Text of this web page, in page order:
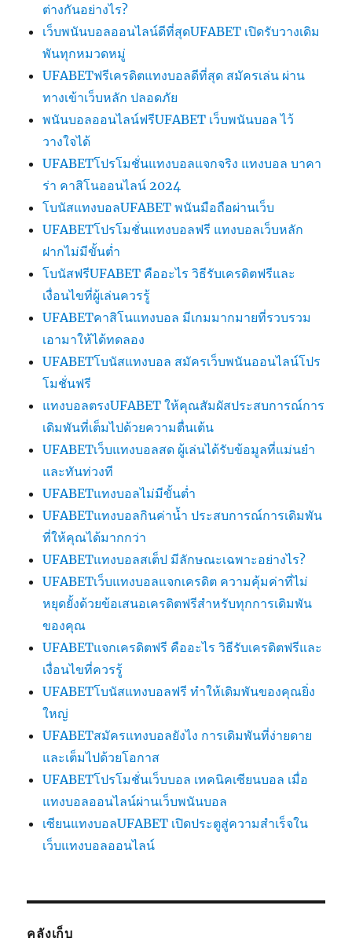
ต่างกันอย่างไร?
เว็บพนันบอลออนไลน์ดีที่สุดUFABET เปิดรับวางเดิม
พันทุกหมวดหมู่
UFABETฟรีเครดิตแทงบอลดีที่สุด สมัครเล่น ผ่าน
ทางเข้าเว็บหลัก ปลอดภัย
พนันบอลออนไลน์ฟรีUFABET เว็บพนันบอล ไว้
วางใจได้
UFABETโปรโมชั่นแทงบอลแจกจริง แทงบอล บาคา
ร่า คาสิโนออนไลน์ 2024
โบนัสแทงบอลUFABET พนันมือถือผ่านเว็บ
UFABETโปรโมชั่นแทงบอลฟรี แทงบอลเว็บหลัก
ฝากไม่มีขั้นต่ำ
โบนัสฟรีUFABET คืออะไร วิธีรับเครดิตฟรีและ
เงื่อนไขที่ผู้เล่นควรรู้
UFABETคาสิโนแทงบอล มีเกมมากมายที่รวบรวม
เอามาให้ได้ทดลอง
UFABETโบนัสแทงบอล สมัครเว็บพนันออนไลน์โปร
โมชั่นฟรี
แทงบอลตรงUFABET ให้คุณสัมผัสประสบการณ์การ
เดิมพันที่เต็มไปด้วยความตื่นเต้น
UFABETเว็บแทงบอลสด ผู้เล่นได้รับข้อมูลที่แม่นยำ
และทันท่วงที
UFABETแทงบอลไม่มีขั้นต่ำ
UFABETแทงบอลกินค่าน้ำ ประสบการณ์การเดิมพัน
ที่ให้คุณได้มากกว่า
UFABETแทงบอลสเต็ป มีลักษณะเฉพาะอย่างไร?
UFABETเว็บแทงบอลแจกเครดิต ความคุ้มค่าที่ไม่
หยุดยั้งด้วยข้อเสนอเครดิตฟรีสำหรับทุกการเดิมพัน
ของคุณ
UFABETแจกเครดิตฟรี คืออะไร วิธีรับเครดิตฟรีและ
เงื่อนไขที่ควรรู้
UFABETโบนัสแทงบอลฟรี ทำให้เดิมพันของคุณยิ่ง
ใหญ่
UFABETสมัครแทงบอลยังไง การเดิมพันที่ง่ายดาย
และเต็มไปด้วยโอกาส
UFABETโปรโมชั่นเว็บบอล เทคนิคเซียนบอล เมื่อ
แทงบอลออนไลน์ผ่านเว็บพนันบอล
เซียนแทงบอลUFABET เปิดประตูสู่ความสำเร็จใน
เว็บแทงบอลออนไลน์
คลังเก็บ